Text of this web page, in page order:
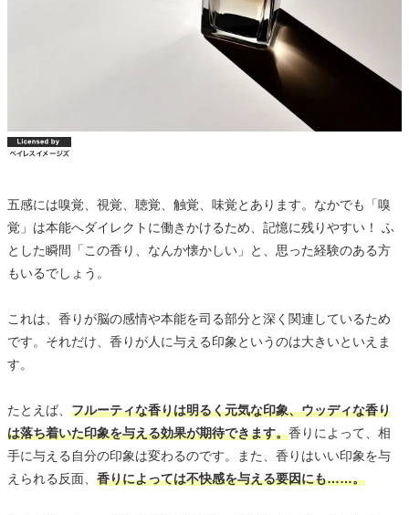
五感には嗅覚、視覚、聴覚、触覚、味覚とあります。なかでも「嗅
覚」は本能へダイレクトに働きかけるため、記憶に残りやすい！ ふ
とした瞬間「この香り、なんか懐かしい」と、思った経験のある方
もいるでしょう。
これは、香りが脳の感情や本能を司る部分と深く関連しているため
です。それだけ、香りが人に与える印象というのは大きいといえま
す。
たとえば、 フルーティな香りは明るく元気な印象、ウッディな香り
は落ち着いた印象を与える効果が期待できます。香りによって、相
手に与える自分の印象は変わるのです。また、香りはいい印象を与
えられる反面、 香りによっては不快感を与える要因にも……。